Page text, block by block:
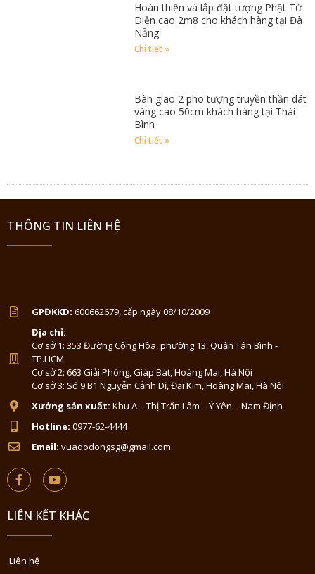
Hoàn thiện và lắp đặt tượng Phật Tứ
Diện cao 2m8 cho khách hàng tại Đà
Nẵng
Chi tiết »
Bàn giao 2 pho tượng truyền thần dát
vàng cao 50cm khách hàng tại Thái
Bình
Chi tiết »
THÔNG TIN LIÊN HỆ
GPĐKKD: 600662679, cấp ngày 08/10/2009
Địa chỉ:
Cơ sở 1: 353 Đường Cộng Hòa, phường 13, Quận Tân Bình -
TP.HCM
Cơ sở 2: 663 Giải Phóng, Giáp Bát, Hoàng Mai, Hà Nội
Cơ sở 3: Số 9 B1 Nguyễn Cảnh Dị, Đại Kim, Hoàng Mai, Hà Nội
Xưởng sản xuất: Khu A – Thị Trấn Lâm – Ý Yên – Nam Định
Hotline: 0977-62-4444
Email: vuadodongsg@gmail.com
LIÊN KẾT KHÁC
Liên hệ